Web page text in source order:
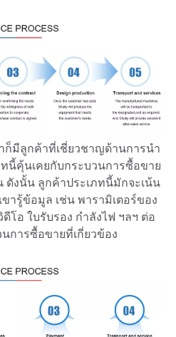
ก็มีลูกค้าที่เชี่ยวชาญด้านการนำ
นี้คุ้นเคยกับกระบวนการซื้อขาย
ดังนั้น ลูกค้าประเภทนี้มักจะเน้น
รู้ข้อมูล เช่น พารามิเตอร์ของ
โอ ใบรับรอง กำลังไฟ ฯลฯ ต่อ
การซื้อขายที่เกี่ยวข้อง